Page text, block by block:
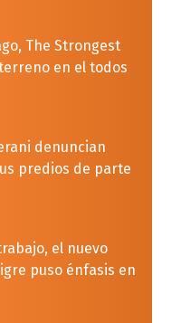
The Strongest
en el todos
denuncian
predios de parte
el nuevo
puso énfasis en